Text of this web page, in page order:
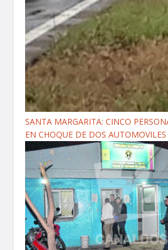
SANTA MARGARITA: CINCO
EN CHOQUE DE DOS AUTOMOVILES